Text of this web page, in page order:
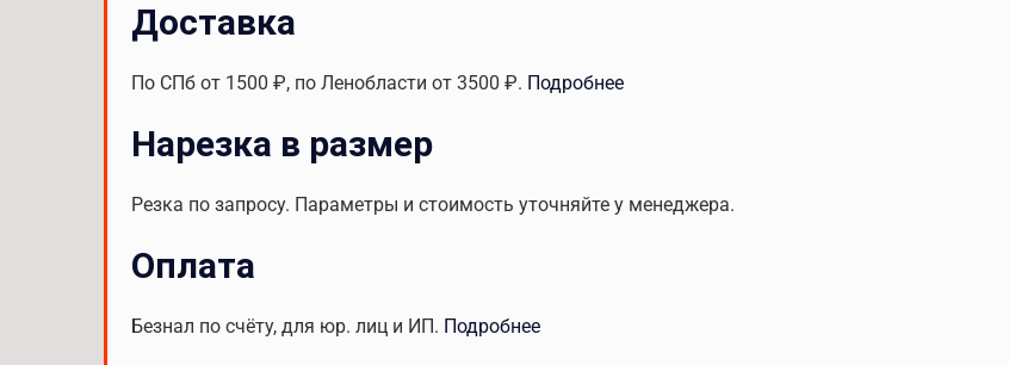
Доставка
По СПб от 1500 ₽, по Ленобласти от 3500 ₽. Подробнее
Нарезка в размер
Резка по запросу. Параметры и стоимость уточняйте у менеджера.
Оплата
Безнал по счёту, для юр. лиц и ИП. Подробнее